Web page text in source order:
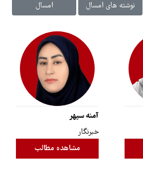
نوشته های امسال
امسال
آمنه سپهر
خبرنگار
مشاهده مطالب